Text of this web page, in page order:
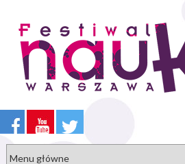
treści